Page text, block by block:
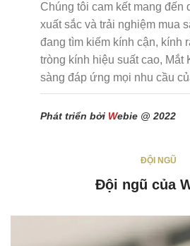
Chúng tôi cam kết mang đến
xuất sắc và trải nghiệm mua
đang tìm kiếm kính cận, kính
tròng kính hiệu suất cao, Mắt
sàng đáp ứng mọi nhu cầu
Phát triển bởi Webie @ 2022
ĐỘI NGŨ
Đội ngũ của